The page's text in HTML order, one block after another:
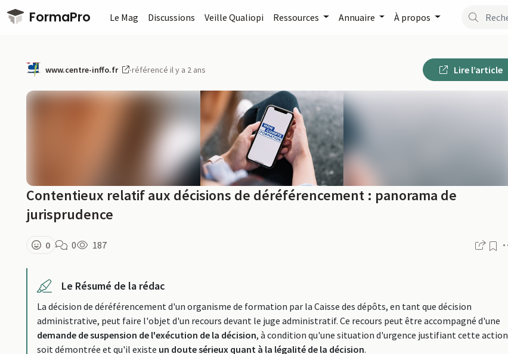
Passer au contenu principal
FormaPro Le Mag Discussions Veille Qualiopi Ressources Annuaire À propos
www.centre-inffo.fr ·référencé il y a 2 ans Lire l’article
Contentieux relatif aux décisions de déréférencement : panorama de
jurisprudence
0 0 187
Le Résumé de la rédac
La décision de déréférencement d'un organisme de formation par la Caisse des dépôts, en tant que décision
administrative, peut faire l'objet d'un recours devant le juge administratif. Ce recours peut être accompagné d'une
demande de suspension de l'exécution de la décision, à condition qu'une situation d'urgence justifiant cette action
soit démontrée et qu'il existe un doute sérieux quant à la légalité de la décision.